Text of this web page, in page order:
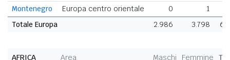
Montenegro
Europa centro orientale 0
1
Totale Europa
2.986 3.798
AFRICA Area Maschi Femmine